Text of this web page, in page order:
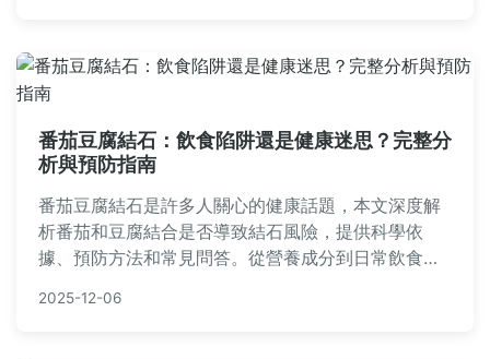
番茄豆腐結石：飲食陷阱還是健康迷思？完整分
析與預防指南
番茄豆腐結石是許多人關心的健康話題，本文深度解
析番茄和豆腐結合是否導致結石風險，提供科學依
據、預防方法和常見問答。從營養成分到日常飲食建
有關注健康飲食的讀者。
2025-12-06